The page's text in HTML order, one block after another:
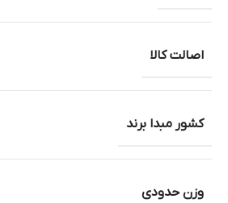
اصالت کالا
کشور مبدا برند
وزن حدودی